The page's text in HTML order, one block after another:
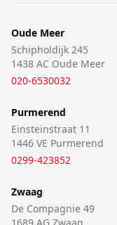
Oude Meer
Schipholdijk 245
1438 AC Oude Meer
020-6530032
Purmerend
Einsteinstraat 11
1446 VE Purmerend
0299-423852
Zwaag
De Compagnie 49